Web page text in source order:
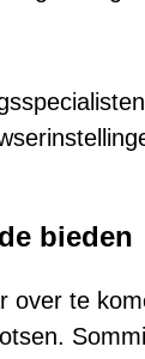
bieden
over te